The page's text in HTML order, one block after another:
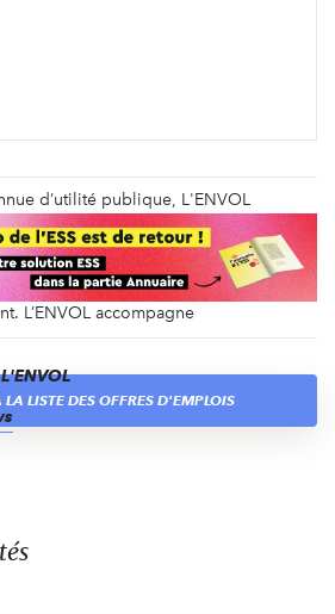
d’utilité publique, L'ENVOL
adaptés aux enfants et
à leur famille. Depuis 1997, elle
force et confiance en eux
ou après la maladie et de
L’ENVOL accompagne
LA LISTE DES OFFRES D'EMPLOIS